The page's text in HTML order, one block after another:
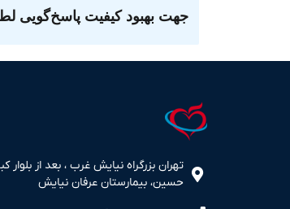
جهت بهبود کیفیت پاسخ‌گویی
تهران بزرگراه نیایش غرب ، بعد از بلوار
حسین، بیمارستان عرفان نیایش